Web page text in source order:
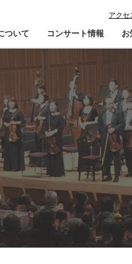
アクセ
ついて
もの
紹介
コア
域交流
山響
コンサート情報
チケット購入ガイド
鑑賞会員入会
定期演奏会アーカイブ
お